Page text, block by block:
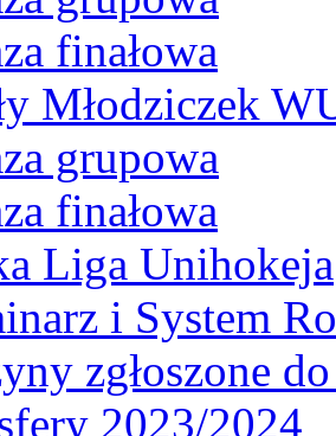
finałowa
Młodziczek
grupowa
finałowa
Liga Unihokeja
i System
zgłoszone
2023/2024